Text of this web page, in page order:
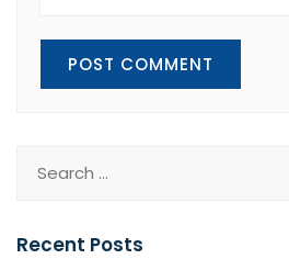
Recent Posts